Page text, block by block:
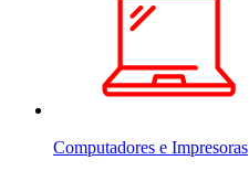
Computadores e Impresoras